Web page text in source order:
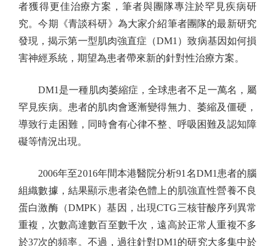
者獲得更佳治療方案，筆者與團隊專注於罕見疾病研
究。今期《青談科研》為大家介紹筆者團隊的最新研究
發現，揭示第一型肌肉強直症（DM1）致病基因如何損
害神經系統，期望為患者帶來新的針對性治療方案。
DM1是一種肌肉萎縮症，全球患者不足一萬名，屬
罕見疾病。患者的肌肉會逐漸變得無力、萎縮及僵硬，
導致行走困難，同時會有心律不整、呼吸困難及認知障
礙等情況出現。
2006年至2016年間本港醫院分析91名DM1患者的腦
組織數據，結果顯示患者染色體上的肌強直性營養不良
蛋白激酶（DMPK）基因，出現CTG三核苷酸序列異常
重複，次數高達數百至數千次，遠高於正常人重複不多
於37次的頻率。不過，過往針對DM1的研究大多集中於